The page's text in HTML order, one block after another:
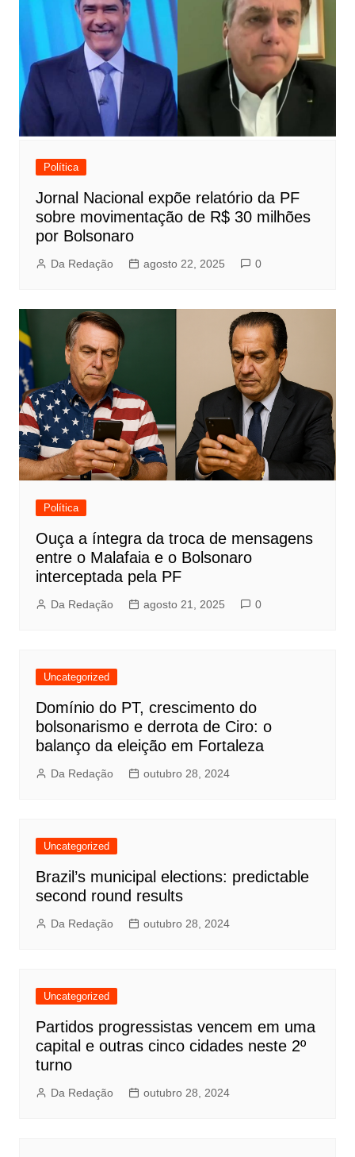
Política
Jornal Nacional expõe relatório da PF
sobre movimentação de R$ 30 milhões
por Bolsonaro
Da Redação agosto 22, 2025 0
Política
Ouça a íntegra da troca de mensagens
entre o Malafaia e o Bolsonaro
interceptada pela PF
Da Redação agosto 21, 2025 0
Uncategorized
Domínio do PT, crescimento do
bolsonarismo e derrota de Ciro: o
balanço da eleição em Fortaleza
Da Redação outubro 28, 2024
Uncategorized
Brazil’s municipal elections: predictable
second round results
Da Redação outubro 28, 2024
Uncategorized
Partidos progressistas vencem em uma
capital e outras cinco cidades neste 2º
turno
Da Redação outubro 28, 2024